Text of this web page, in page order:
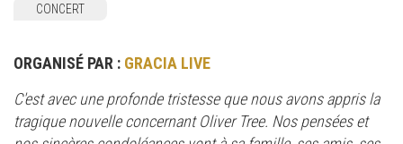
CONCERT
ORGANISÉ PAR : GRACIA LIVE
C'est avec une profonde tristesse que nous avons appris la
tragique nouvelle concernant Oliver Tree. Nos pensées et